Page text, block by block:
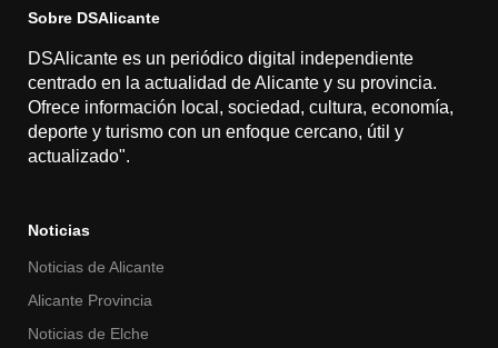
Sobre DSAlicante
DSAlicante es un periódico digital independiente
centrado en la actualidad de Alicante y su provincia.
Ofrece información local, sociedad, cultura, economía,
deporte y turismo con un enfoque cercano, útil y
actualizado".
Noticias
Noticias de Alicante
Alicante Provincia
Noticias de Elche